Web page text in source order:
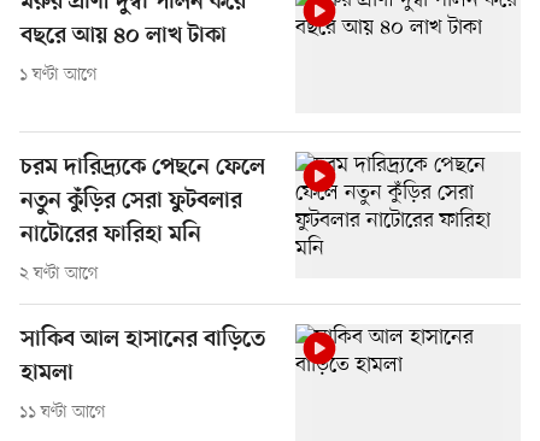
বছরে আয় ৪০ লাখ টাকা
১ ঘণ্টা আগে
চরম দারিদ্র্যকে পেছনে ফেলে
নতুন কুঁড়ির সেরা ফুটবলার
নাটোরের ফারিহা মনি
২ ঘণ্টা আগে
সাকিব আল হাসানের বাড়িতে
হামলা
১১ ঘণ্টা আগে